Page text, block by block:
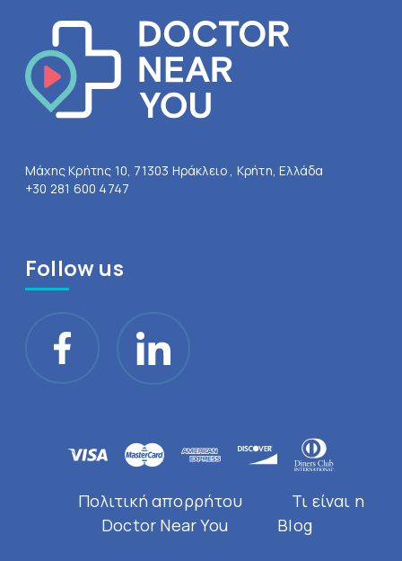
Μάχης Κρήτης 10, 71303 Ηράκλειο , Κρήτη, Ελλάδα
+30 281 600 4747
Follow us
Πολιτική απορρήτου
Τι είναι η
Doctor Near You
Blog